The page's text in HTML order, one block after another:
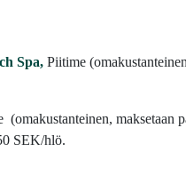
Spa, Piitime
(omakustanteinen, maksetaan
SEK/hlö.